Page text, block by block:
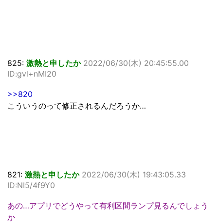
825: 激熱と申したか 2022/06/30(木) 20:45:55.00
ID:gvl+nMI20
>>820
こういうのって修正されるんだろうか…
821: 激熱と申したか 2022/06/30(木) 19:43:05.33
ID:NI5/4f9Y0
あの…アプリでどうやって有利区間ランプ見るんでしょう
か